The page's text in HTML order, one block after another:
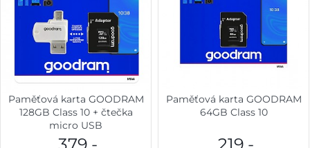
Paměťová karta GOODRAM
128GB Class 10 + čtečka
micro USB
379,-
Paměťová karta GOODRAM
64GB Class 10
219,-